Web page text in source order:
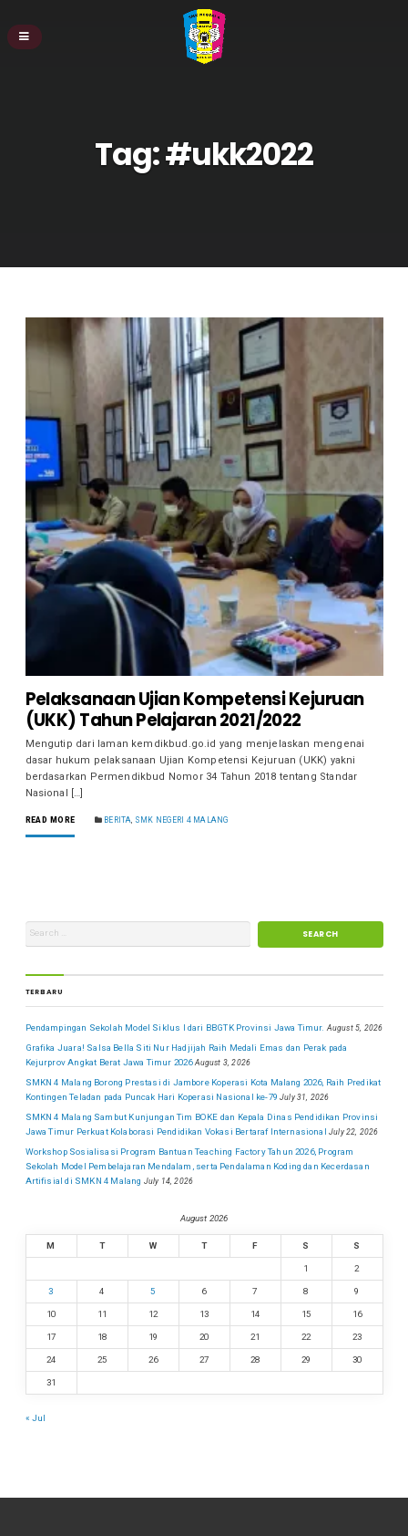
Tag:#ukk2022
Pelaksanaan Ujian Kompetensi Kejuruan
(UKK) Tahun Pelajaran 2021/2022
Mengutip dari laman kemdikbud.go.id yang menjelaskan mengenai
dasar hukum pelaksanaan Ujian Kompetensi Kejuruan (UKK) yakni
berdasarkan Permendikbud Nomor 34 Tahun 2018 tentang Standar
Nasional […]
READ MORE BERITA SMK NEGERI 4 MALANG
TERBARU
Pendampingan Sekolah Model Siklus I dari BBGTK Provinsi Jawa Timur. August 5, 2026
Grafika Juara! Salsa Bella Siti Nur Hadjijah Raih Medali Emas dan Perak pada
Kejurprov Angkat Berat Jawa Timur 2026 August 3, 2026
SMKN 4 Malang Borong Prestasi di Jambore Koperasi Kota Malang 2026, Raih Predikat
Kontingen Teladan pada Puncak Hari Koperasi Nasional ke-79 July 31, 2026
SMKN 4 Malang Sambut Kunjungan Tim BOKE dan Kepala Dinas Pendidikan Provinsi
Jawa Timur Perkuat Kolaborasi Pendidikan Vokasi Bertaraf Internasional July 22, 2026
Workshop Sosialisasi Program Bantuan Teaching Factory Tahun 2026, Program
Sekolah Model Pembelajaran Mendalam, serta Pendalaman Koding dan Kecerdasan
Artifisial di SMKN 4 Malang July 14, 2026
August 2026
M T W T F S S
1 2
3 4 5 6 7 8 9
10 11 12 13 14 15 16
17 18 19 20 21 22 23
24 25 26 27 28 29 30
31
« Jul